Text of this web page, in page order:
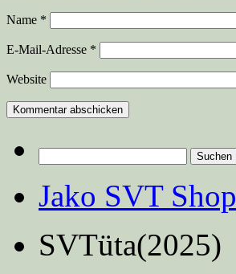
Name *
E-Mail-Adresse *
Website
nach:
Jako SVT Shop
SVTüta(2025)